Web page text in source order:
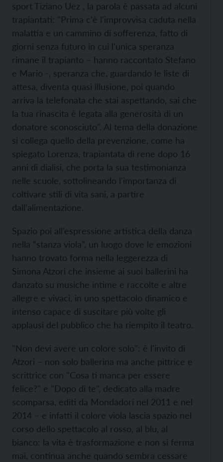
sport Tiziano Uez , la parola è passata ad alcuni
trapiantati: "Prima c'è l'improvvisa caduta nella
malattia e un cammino di sofferenza, fatto di
giorni senza futuro in cui l'unica speranza
rimane il trapianto – hanno raccontato Stefano
e Mario -, speranza che, guardando le liste di
attesa, diventa quasi illusione, poi quando
arriva la telefonata che stai aspettando, sai che
la tua rinascita è legata alla generosità di un
donatore sconosciuto". Al tema della donazione
si collega quello della prevenzione, come ha
spiegato Lorenza, trapiantata di rene dopo 16
anni di dialisi, che porta la sua testimonianza
nelle scuole, sottolineando l'importanza di
coltivare stili di vita sani, a partire
dall'alimentazione.
Spazio poi all’espressione artistica della danza
nella “stanza viola”, un luogo dove le emozioni
hanno trovato forma nella leggerezza di
Simona Atzori che insieme ai suoi ballerini ha
danzato su musiche intime e raccolte e altre
allegre e vivaci, in uno spettacolo dinamico e
intenso capace di suscitare più volte gli
applausi del pubblico che ha riempito il teatro.
"Non devi avere un colore solo": è l'invito di
Atzori – non solo ballerina ma anche pittrice e
scrittrice con "Cosa ti manca per essere
felice?" e "Dopo di te", dedicato alla madre
scomparsa, editi da Mondadori nel 2011 e nel
2014 – e infatti il colore viola lascia spazio nel
corso dello spettacolo al rosso, al blu, al
bianco: la vita è trasformazione e non si ferma
mai, continua anche quando sembra cessare